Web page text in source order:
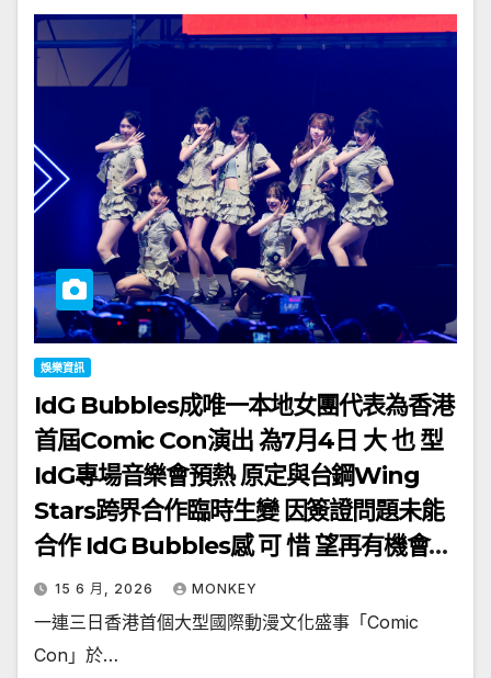
娛樂資訊
IdG Bubbles成唯一本地女團代表為香港
首屆Comic Con演出 為7月4日 大 也 型
IdG專場音樂會預熱 原定與台鋼Wing
Stars跨界合作臨時生變 因簽證問題未能
合作 IdG Bubbles感 可 惜 望再有機會同
台合作表演
15 6 月, 2026 MONKEY
一連三日香港首個大型國際動漫文化盛事「Comic
Con」於…